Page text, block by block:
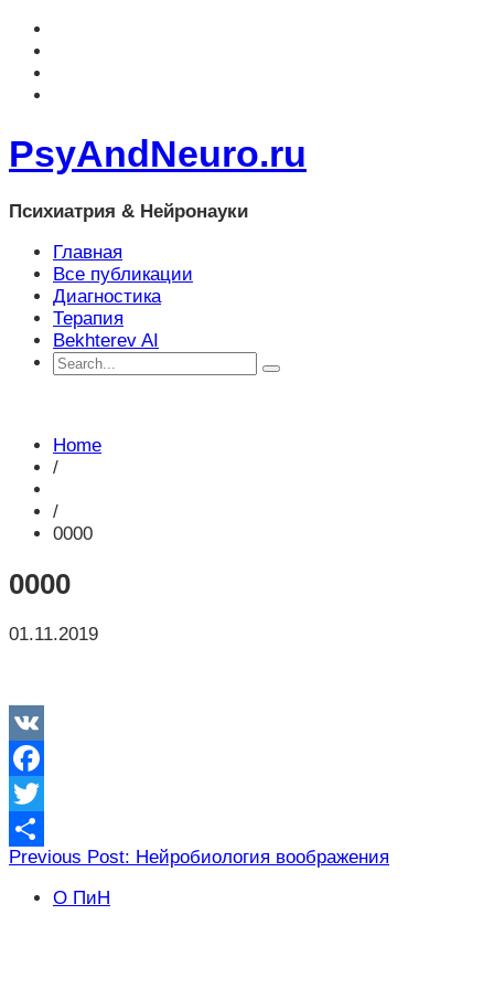
PsyAndNeuro.ru
Психиатрия & Нейронауки
Главная
Все публикации
Диагностика
Терапия
Bekhterev AI
Home
/
/
0000
0000
01.11.2019
VK
Facebook
Twitter
Отправить
Навигация
по
Previous Post: Нейробиология воображения
О ПиН